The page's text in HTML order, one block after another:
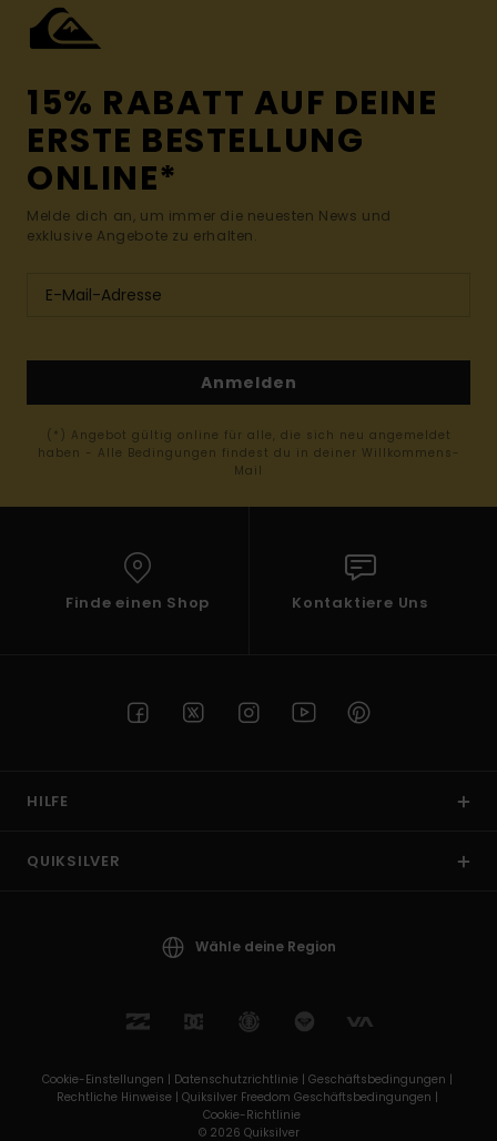
15% RABATT AUF DEINE
ERSTE BESTELLUNG
ONLINE*
Melde dich an, um immer die neuesten News und
exklusive Angebote zu erhalten.
Anmelden
(*) Angebot gültig online für alle, die sich neu angemeldet
haben - Alle Bedingungen findest du in deiner Willkommens-
Mail
Finde einen Shop Kontaktiere Uns
HILFE
QUIKSILVER
Wähle deine Region
Cookie-Einstellungen | Datenschutzrichtlinie | Geschäftsbedingungen |
Rechtliche Hinweise | Quiksilver Freedom Geschäftsbedingungen |
Cookie-Richtlinie
© 2026 Quiksilver